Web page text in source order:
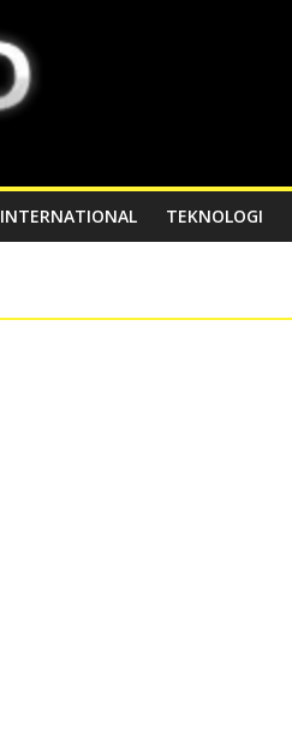
INTERNATIONAL TEKNOLOGI